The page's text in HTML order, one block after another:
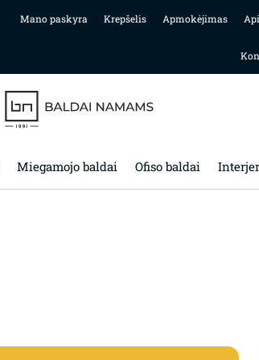
Mano paskyra Krepšelis Apmokėjimas
Miegamojo baldai Ofiso baldai